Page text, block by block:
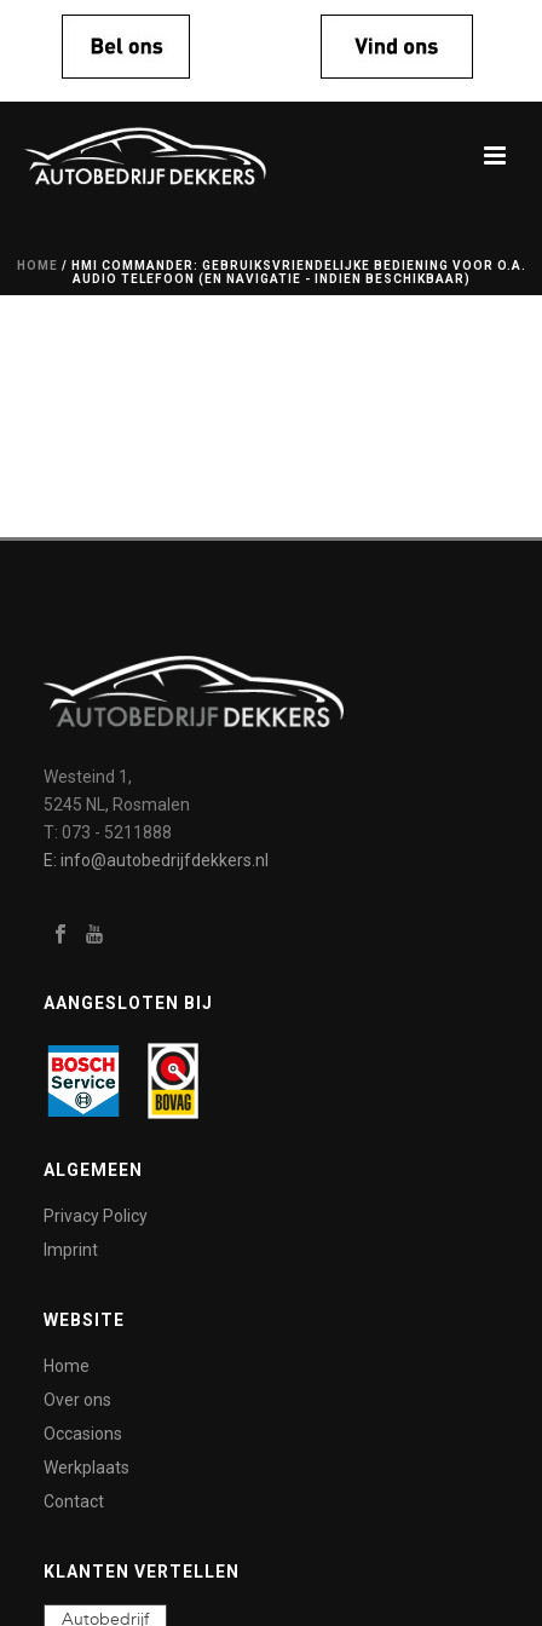
HOME / HMI COMMANDER: GEBRUIKSVRIENDELIJKE BEDIENING VOOR O.A.
AUDIO TELEFOON (EN NAVIGATIE - INDIEN BESCHIKBAAR)
Westeind 1,
5245 NL, Rosmalen
T: 073 - 5211888
E: info@autobedrijfdekkers.nl
AANGESLOTEN BIJ
ALGEMEEN
Privacy Policy
Imprint
WEBSITE
Home
Over ons
Occasions
Werkplaats
Contact
KLANTEN VERTELLEN
Autobedrijf